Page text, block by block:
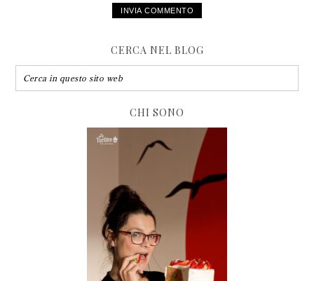
CERCA NEL BLOG
CHI SONO